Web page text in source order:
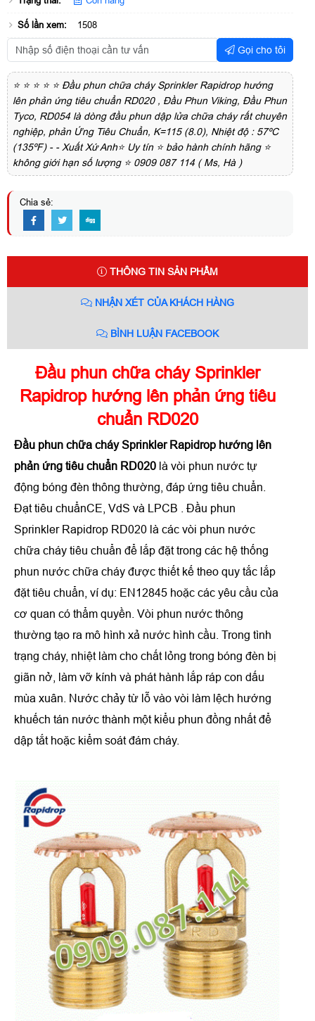
Số lần xem: 1508
Gọi cho tôi
⭐ ⭐ ⭐ ⭐ ⭐ Đầu phun chữa cháy Sprinkler Rapidrop hướng
lên phản ứng tiêu chuẩn RD020 , Đầu Phun Viking, Đầu Phun
Tyco, RD054 là dòng đầu phun dập lửa chữa cháy rất chuyên
nghiệp, phản Ứng Tiêu Chuẩn, K=115 (8.0), Nhiệt độ : 57ºC
(135ºF) - - Xuất Xứ Anh⭐ Uy tín ⭐ bảo hành chính hãng ⭐
không giới hạn số lượng ⭐ 0909 087 114 ( Ms, Hà )
Chia sẻ:
THÔNG TIN SẢN PHẨM
NHẬN XÉT CỦA KHÁCH HÀNG
BÌNH LUẬN FACEBOOK
Đầu phun chữa cháy Sprinkler
Rapidrop hướng lên phản ứng tiêu
chuẩn RD020
Đầu phun chữa cháy Sprinkler Rapidrop hướng lên
phản ứng tiêu chuẩn RD020 là vòi phun nước tự
động bóng đèn thông thường, đáp ứng tiêu chuẩn.
Đạt tiêu chuẩnCE, VdS và LPCB . Đầu phun
Sprinkler Rapidrop RD020 là các vòi phun nước
chữa cháy tiêu chuẩn để lắp đặt trong các hệ thống
phun nước chữa cháy được thiết kế theo quy tắc lắp
đặt tiêu chuẩn, ví dụ: EN12845 hoặc các yêu cầu của
cơ quan có thẩm quyền. Vòi phun nước thông
thường tạo ra mô hình xả nước hình cầu. Trong tình
trạng cháy, nhiệt làm cho chất lỏng trong bóng đèn bị
giãn nở, làm vỡ kính và phát hành lắp ráp con dấu
mùa xuân. Nước chảy từ lỗ vào vòi làm lệch hướng
khuếch tán nước thành một kiểu phun đồng nhất để
dập tắt hoặc kiểm soát đám cháy.